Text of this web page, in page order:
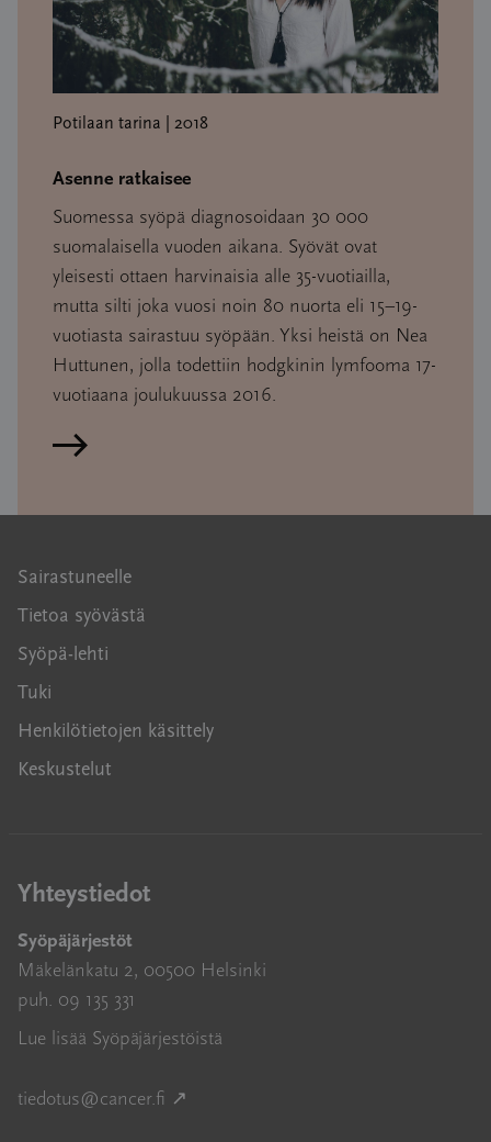
Potilaan tarina | 2018
Asenne ratkaisee
Suomessa syöpä diagnosoidaan 30 000
suomalaisella vuoden aikana. Syövät ovat
yleisesti ottaen harvinaisia alle 35-vuotiailla,
mutta silti joka vuosi noin 80 nuorta eli 15–19-
vuotiasta sairastuu syöpään. Yksi heistä on Nea
Huttunen, jolla todettiin hodgkinin lymfooma 17-
vuotiaana joulukuussa 2016.
Lue artikkeli
Sairastuneelle
Tietoa syövästä
Syöpä-lehti
Tuki
Henkilötietojen käsittely
Keskustelut
Yhteystiedot
Syöpäjärjestöt
Mäkelänkatu 2, 00500 Helsinki
puh. 09 135 331
Lue lisää Syöpäjärjestöistä
tiedotus@cancer.fi ↗